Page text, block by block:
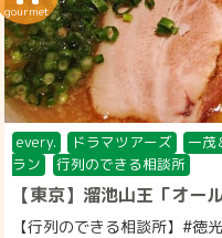
every. ドラマツアーズ 一茂
ラン
行列のできる相談所
【東京】溜池山王「オー
【行列のできる相談所】#徳